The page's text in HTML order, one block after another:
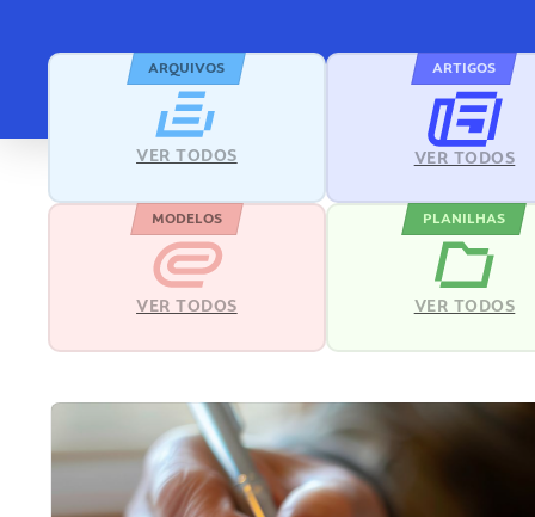
ARQUIVOS
VER TODOS
ARTIGOS
VER TODOS
MODELOS
VER TODOS
PLANILHAS
VER TODOS